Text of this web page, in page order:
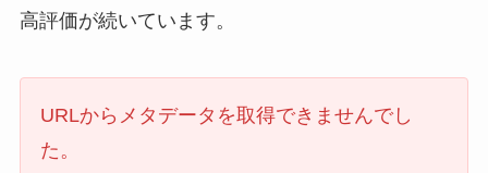
高評価が続いています。
URLからメタデータを取得できませんでし
た。